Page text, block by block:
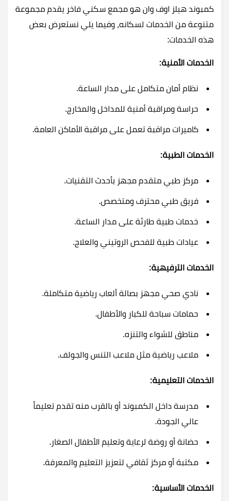
كمبوند هيلز اوف وان هو مجمع سكني فاخر يقدم مجموعة
متنوعة من الخدمات لسكانه، وفيما يلي نستعرض بعض
هذه الخدمات:
الخدمات الأمنية:
نظام أمان متكامل على مدار الساعة.
حراسة ومراقبة أمنية للمداخل والمخارج.
كاميرات مراقبة تعمل على مراقبة الأماكن العامة.
الخدمات الطبية:
مركز طبي متقدم مجهز بأحدث التقنيات.
فريق طبي محترف ومتخصص.
خدمات طبية طارئة على مدار الساعة.
عيادات طبية للفحص الروتيني والعلاج.
الخدمات الترفيهية:
نادي صحي مجهز بصالة ألعاب رياضية متكاملة.
حمامات سباحة للكبار والأطفال.
مناطق للشواء والتنزه.
ملاعب رياضية مثل ملاعب التنس والجولف.
الخدمات التعليمية:
مدرسة داخل الكمبوند أو بالقرب منه تقدم تعليماً
عالي الجودة.
حضانة أو روضة لرعاية وتعليم الأطفال الصغار.
مكتبة أو مركز ثقافي لتعزيز التعليم والمعرفة.
الخدمات الأساسية: